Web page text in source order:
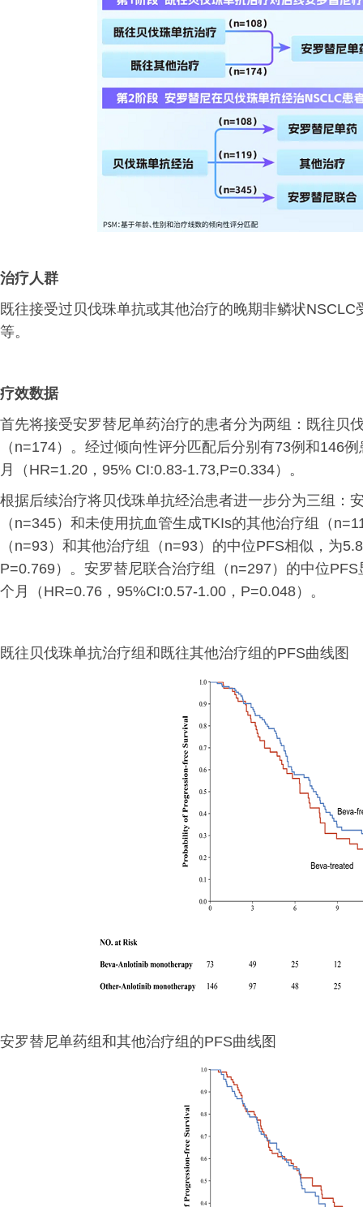
治疗人群
既往接受过贝伐珠单抗或其他治疗的晚期非鳞状
等。
疗效数据
首先将接受安罗替尼单药治疗的患者分为两组：既往贝
（n=174）。经过倾向性评分匹配后分别有73例和146
月（HR=1.20，95% CI:0.83-1.73,P=0.334）。
根据后续治疗将贝伐珠单抗经治患者进一步分为三组：
（n=345）和未使用抗血管生成TKIs的其他治疗组（
（n=93）和其他治疗组（n=93）的中位PFS相似，为
P=0.769）。安罗替尼联合治疗组（n=297）的中位
个月（HR=0.76，95%CI:0.57-1.00，P=0.048）。
既往贝伐珠单抗治疗组和既往其他治疗组的PFS曲线图
安罗替尼单药组和其他治疗组的PFS曲线图